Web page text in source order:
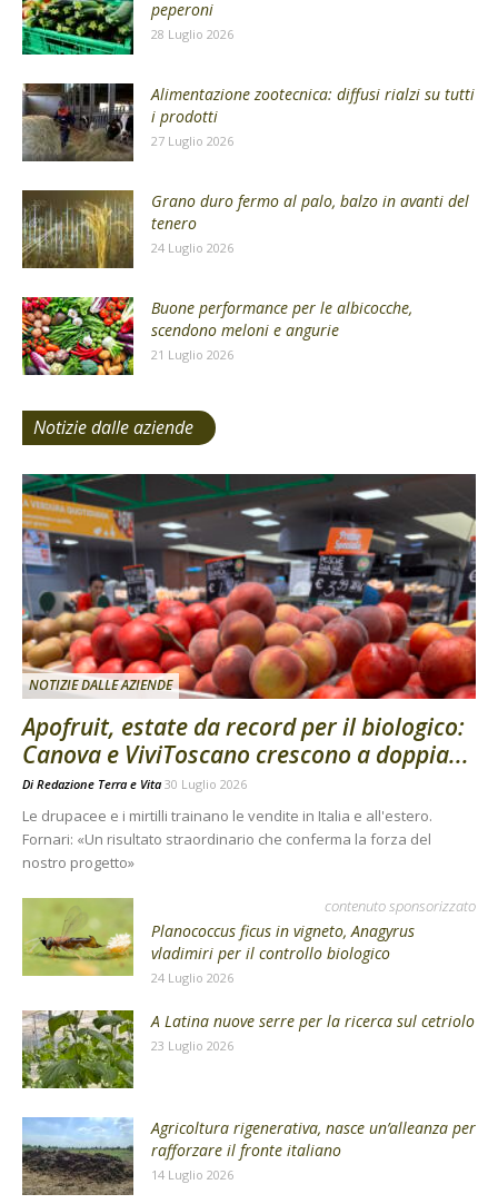
peperoni
28 Luglio 2026
Alimentazione zootecnica: diffusi rialzi su tutti
i prodotti
27 Luglio 2026
Grano duro fermo al palo, balzo in avanti del
tenero
24 Luglio 2026
Buone performance per le albicocche,
scendono meloni e angurie
21 Luglio 2026
Notizie dalle aziende
NOTIZIE DALLE AZIENDE
Apofruit, estate da record per il biologico:
Canova e ViviToscano crescono a doppia...
Di Redazione Terra e Vita 30 Luglio 2026
Le drupacee e i mirtilli trainano le vendite in Italia e all'estero.
Fornari: «Un risultato straordinario che conferma la forza del
nostro progetto»
contenuto sponsorizzato
Planococcus ficus in vigneto, Anagyrus
vladimiri per il controllo biologico
24 Luglio 2026
A Latina nuove serre per la ricerca sul cetriolo
23 Luglio 2026
Agricoltura rigenerativa, nasce un’alleanza per
rafforzare il fronte italiano
14 Luglio 2026